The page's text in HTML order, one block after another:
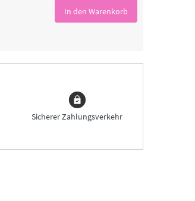
In den Warenkorb
Sicherer Zahlungsverkehr